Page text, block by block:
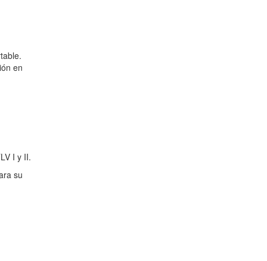
en
I y II.
su